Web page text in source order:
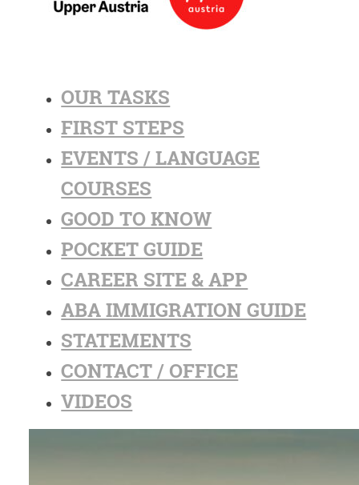
OUR TASKS
FIRST STEPS
EVENTS / LANGUAGE
COURSES
GOOD TO KNOW
POCKET GUIDE
CAREER SITE & APP
ABA IMMIGRATION GUIDE
STATEMENTS
CONTACT / OFFICE
VIDEOS